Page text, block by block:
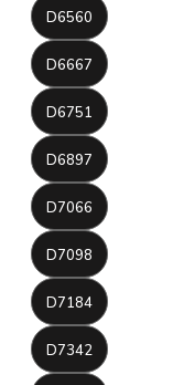
D6560
D6667
D6751
D6897
D7066
D7098
D7184
D7342